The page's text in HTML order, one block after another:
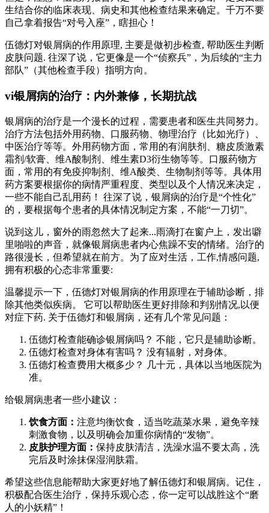
生结合你的临床表现、病史和其他检查结果来确定。千万不要
自己拿着报告“对号入座”，瞎担心！
伍德灯对银屑病的作用原理, 主要是做初步检查, 帮助医生判断
皮肤问题. 往深了说，它更像是一个“侦察兵”，为后续的“主力
部队”（其他检查手段）指明方向。
vi银屑病的治疗：内外兼修，长期抗战
银屑病的治疗是一个漫长的过程，需要患者和医生共同努力。
治疗方法包括外用药物、口服药物、物理治疗（比如光疗）、
中医治疗等等。外用药物方面，常用的有润肤剂、糖皮质激素
霜剂/软膏、维A酸制剂、维生素D3衍生物等等。口服药物方
面，常用的有免疫抑制剂、维A酸类、生物制剂等等。具体用
药方案要根据你的病情严重程度、类型以及个人情况来决定，
一些不能自己乱用药！ 往深了说，银屑病的治疗是“个性化”
的，要根据每个患者的具体情况制定方案，不能“一刀切”。
说到这儿，窗外的雨忽然大了起来...雨滴打在窗户上，发出噼
里啪啦的声音，就像银屑病患者内心焦躁不安的情绪。治疗的
路很漫长，但希望就在前方。为了应对生活，工作,情感问题,
拥有积极的心态非常重要:
温馨提示一下，伍德灯对银屑病的作用原理在于辅助诊断，排
除其他类似疾病。 它可以帮助医生更好排除和判别情况,以便
对症下药. 关于伍德灯和银屑病，还有几个常见问题：
伍德灯检查能确诊银屑病吗？ 不能，它只是辅助诊断。
伍德灯检查对身体有害吗？ 没有辐射，对身体。
伍德灯检查费用大概多少？ 几十元，具体以当地医院为
准。
给银屑病患者一些小建议：
饮食方面： 注意均衡饮食，适当吃蔬菜水果，避免辛辣
刺激食物，以及明确会加重你病情的“发物”。
皮肤护理方面： 保持皮肤清洁，洗澡水温不要太高，洗
完后及时涂抹保湿润肤霜。
希望这些信息能帮助大家更好地了解伍德灯和银屑病。记住，
积极配合医生治疗，保持乐观心态，你一定可以战胜这个“磨
人的小妖精”！